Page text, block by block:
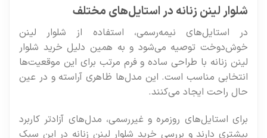
شلوار لینن زنانه در استایل‌های مختلف
در استایل‌های نیمه‌رسمی، استفاده از شلوار لینن
خوش‌دوخت توصیه می‌شود و به همین دلیل خرید شلوار
لینن زنانه با طراحی ساده و فرم مرتب برای این موقعیت‌ها
انتخابی مناسب است. این مدل‌ها ظاهری آراسته و در عین
حال راحت ایجاد می‌کنند.
برای استایل‌های روزمره و غیررسمی، مدل‌های آزادتر کاربرد
بیشتری دارند و بررسی خرید شلوار لینن زنانه در این سبک